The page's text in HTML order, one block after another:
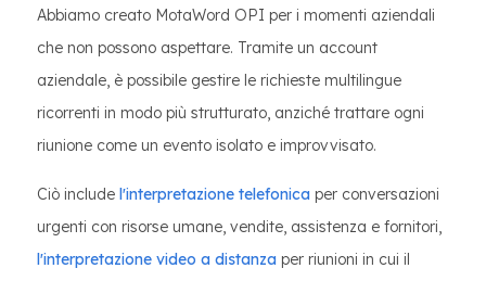
Abbiamo creato MotaWord OPI per i momenti aziendali
che non possono aspettare. Tramite un account
aziendale, è possibile gestire le richieste multilingue
ricorrenti in modo più strutturato, anziché trattare ogni
riunione come un evento isolato e improvvisato.
Ciò include l'interpretazione telefonica per conversazioni
urgenti con risorse umane, vendite, assistenza e fornitori,
l'interpretazione video a distanza per riunioni in cui il